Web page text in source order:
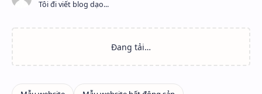
Tôi đi viết blog dạo...